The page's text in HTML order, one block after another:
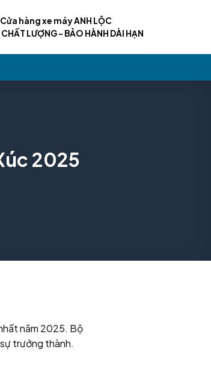
Cửa hàng xe máy ANH LỘC
CHẤT LƯỢNG - BẢO HÀNH DÀI HẠN
2025
năm 2025. Bộ
trưởng thành.